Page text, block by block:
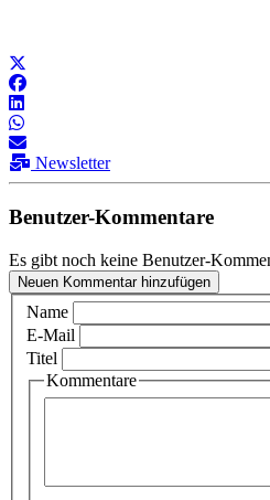
Newsletter
Benutzer-Kommentare
Es gibt noch keine Benutzer-
Neuen Kommentar hinzufügen
Name
E-Mail
Titel
Kommentare